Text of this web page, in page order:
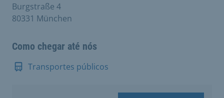
Burgstraße 4
80331 München
Como chegar até nós
Transportes públicos